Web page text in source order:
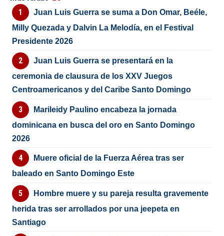
Juan Luis Guerra se suma a Don Omar, Beéle,
Milly Quezada y Dalvin La Melodía, en el Festival
Presidente 2026
Juan Luis Guerra se presentará en la
ceremonia de clausura de los XXV Juegos
Centroamericanos y del Caribe Santo Domingo
Marileidy Paulino encabeza la jornada
dominicana en busca del oro en Santo Domingo
2026
Muere oficial de la Fuerza Aérea tras ser
baleado en Santo Domingo Este
Hombre muere y su pareja resulta gravemente
herida tras ser arrollados por una jeepeta en
Santiago